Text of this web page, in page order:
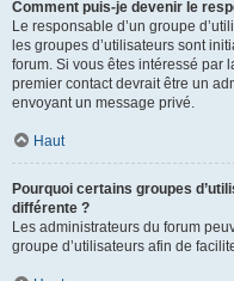
Comment puis-je devenir le
Le responsable d’un groupe
les groupes d’utilisateurs sont
forum. Si vous êtes intéressé par
premier contact devrait être un
envoyant un message privé.
Haut
Pourquoi certains groupes
différente ?
Les administrateurs du forum
groupe d’utilisateurs afin de